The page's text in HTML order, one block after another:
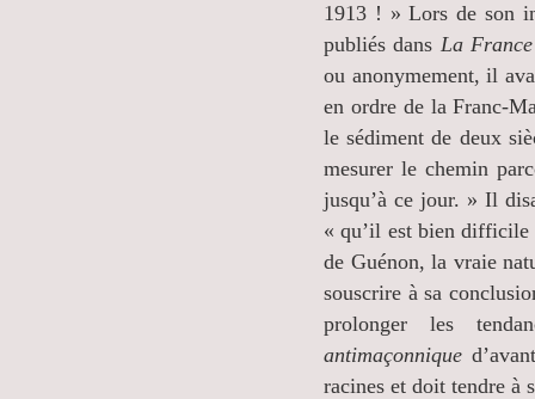
1913 ! » Lors de son
publiés dans La
ou anonymement, il
en ordre de la Franc-
le sédiment de deux
mesurer le chemin
jusqu’à ce jour. » Il
« qu’il est bien difficile
de Guénon, la vraie
souscrire à sa
prolonger les
antimaçonnique
racines et doit tendre à